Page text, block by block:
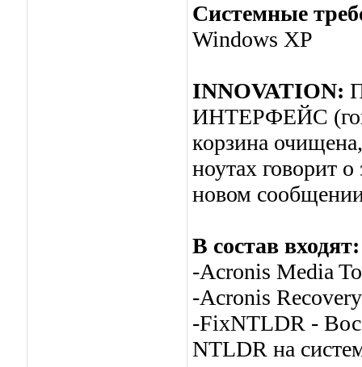
Системные
Windows XP
INNOVATION:
ИНТЕРФЕЙС
корзина
ноутах говорит о
новом
В состав входят:
-Acronis Media
-Acronis
-FixNTLDR -
NTLDR на